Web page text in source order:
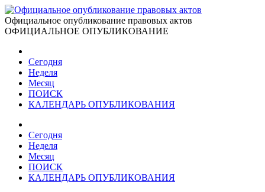
Официальное опубликование правовых актов
ОФИЦИАЛЬНОЕ ОПУБЛИКОВАНИЕ
Сегодня
Неделя
Месяц
ПОИСК
КАЛЕНДАРЬ ОПУБЛИКОВАНИЯ
Сегодня
Неделя
Месяц
ПОИСК
КАЛЕНДАРЬ ОПУБЛИКОВАНИЯ